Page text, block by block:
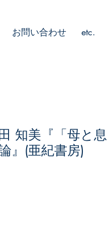
お問い合わせ etc.
知美『「母と息
』(亜紀書房)